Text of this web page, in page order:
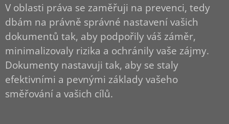
V oblasti práva se zaměřuji na prevenci, tedy
dbám na právně správné nastavení vašich
dokumentů tak, aby podpořily váš záměr,
minimalizovaly rizika a ochránily vaše zájmy.
Dokumenty nastavuji tak, aby se staly
efektivními a pevnými základy vašeho
směřování a vašich cílů.